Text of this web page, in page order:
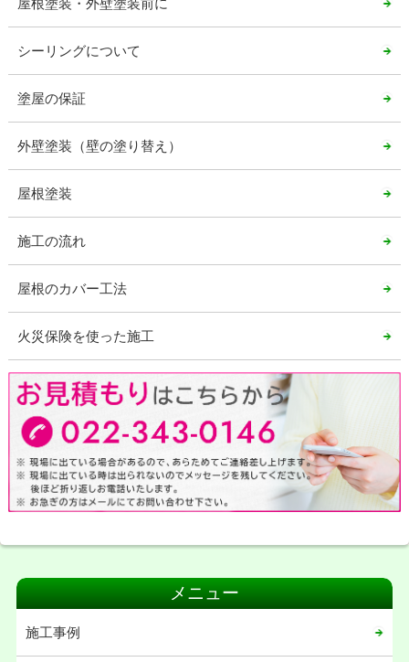
屋根塗装・外壁塗装前に
シーリングについて
塗屋の保証
外壁塗装（壁の塗り替え）
屋根塗装
施工の流れ
屋根のカバー工法
火災保険を使った施工
メニュー
施工事例